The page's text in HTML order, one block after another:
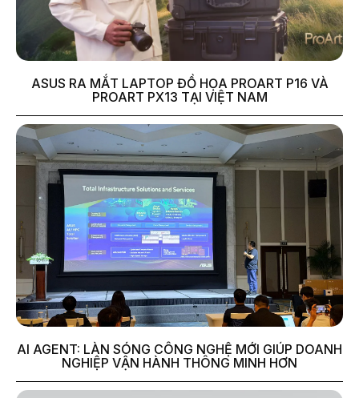
ASUS RA MẮT LAPTOP ĐỒ HỌA PROART P16 VÀ
PROART PX13 TẠI VIỆT NAM
AI AGENT: LÀN SÓNG CÔNG NGHỆ MỚI GIÚP DOANH
NGHIỆP VẬN HÀNH THÔNG MINH HƠN